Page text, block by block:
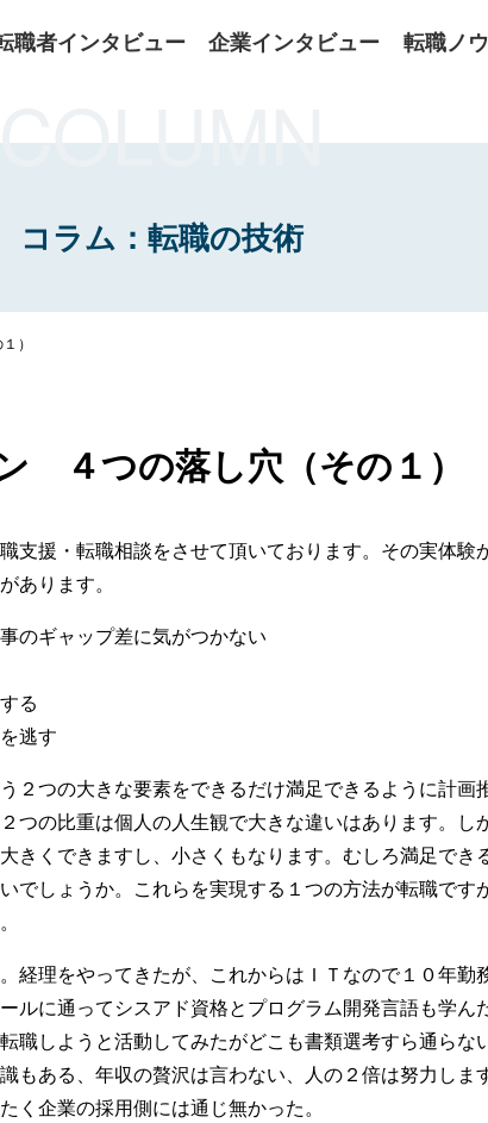
職者インタビュー 企業インタビュー 転職ノ
コラム：転職の技術
）
４つの落し穴（その１）
支援・転職相談をさせて頂いております。その実体験
あります。
のギャップ差に気がつかない
る
逃す
２つの大きな要素をできるだけ満足できるように計画
つの比重は個人の人生観で大きな違いはあります。し
きくできますし、小さくもなります。むしろ満足でき
でしょうか。これらを実現する１つの方法が転職です
経理をやってきたが、これからはＩＴなので１０年勤
ルに通ってシスアド資格とプログラム開発言語も学ん
職しようと活動してみたがどこも書類選考すら通らな
もある、年収の贅沢は言わない、人の２倍は努力しま
く企業の採用側には通じ無かった。